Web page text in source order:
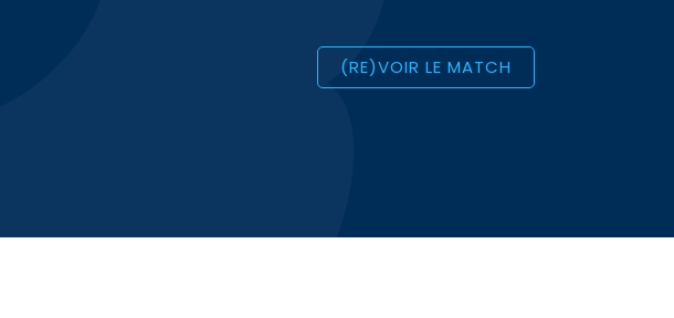
(RE)VOIR LE MATCH